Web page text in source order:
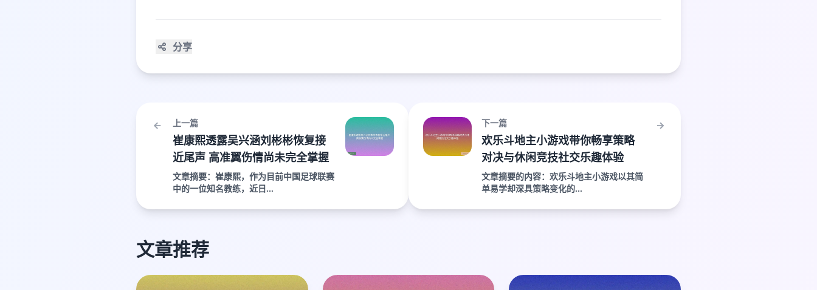
分享
上一篇
崔康熙透露吴兴涵刘彬彬恢复接
近尾声 高准翼伤情尚未完全掌握
文章摘要：崔康熙，作为目前中国足球联赛
中的一位知名教练，近日...
下一篇
欢乐斗地主小游戏带你畅享策略
对决与休闲竞技社交乐趣体验
文章摘要的内容：欢乐斗地主小游戏以其简
单易学却深具策略变化的...
文章推荐